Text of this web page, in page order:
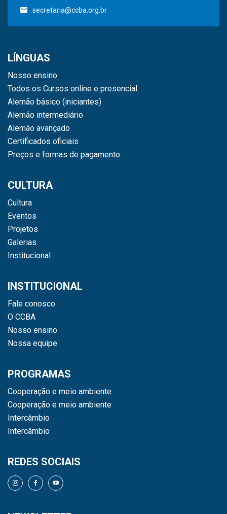
secretaria@ccba.org.br
LÍNGUAS
Nosso ensino
Todos os Cursos online e presencial
Alemão básico (iniciantes)
Alemão intermediário
Alemão avançado
Certificados oficiais
Preços e formas de pagamento
CULTURA
Cultura
Eventos
Projetos
Galerias
Institucional
INSTITUCIONAL
Fale conosco
O CCBA
Nosso ensino
Nossa equipe
PROGRAMAS
Cooperação e meio ambiente
Cooperação e meio ambiente
Intercâmbio
Intercâmbio
REDES SOCIAIS